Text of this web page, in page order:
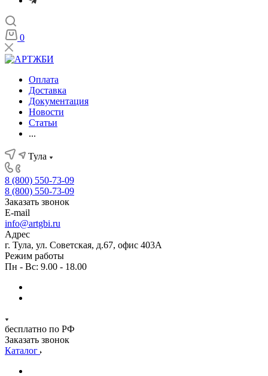
0
Оплата
Доставка
Документация
Новости
Статьи
...
Тула
8 (800) 550-73-09
8 (800) 550-73-09
Заказать звонок
E-mail
info@artgbi.ru
Адрес
г. Тула, ул. Советская, д.67, офис 403А
Режим работы
Пн - Вс: 9.00 - 18.00
бесплатно по РФ
Заказать звонок
Каталог